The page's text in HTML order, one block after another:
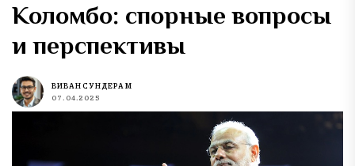
Коломбо: спорные вопросы
и перспективы
ВИВАН СУНДЕРАМ
07.04.2025